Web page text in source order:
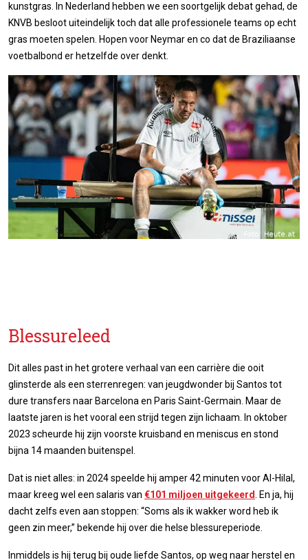
kunstgras. In Nederland hebben we een soortgelijk debat gehad, de
KNVB besloot uiteindelijk toch dat alle professionele teams op echt
gras moeten spelen. Hopen voor Neymar en co dat de Braziliaanse
voetbalbond er hetzelfde over denkt.
Blessureleed
Dit alles past in het grotere verhaal van een carrière die ooit
glinsterde als een sterrenregen: van jeugdwonder bij Santos tot
dure transfers naar Barcelona en Paris Saint-Germain. Maar de
laatste jaren is het vooral een strijd tegen zijn lichaam. In oktober
2023 scheurde hij zijn voorste kruisband en meniscus en stond
bijna 14 maanden buitenspel.
Dat is niet alles: in 2024 speelde hij amper 42 minuten voor Al-Hilal,
maar kreeg wel een salaris van €101 miljoen uitgekeerd
. En ja, hij
dacht zelfs even aan stoppen: “Soms als ik wakker word heb ik
geen zin meer,” bekende hij over die helse blessureperiode.
Inmiddels is hij terug bij oude liefde Santos, op weg naar herstel en